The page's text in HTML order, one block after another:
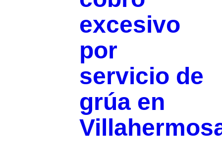
excesivo
por
servicio de
grúa en